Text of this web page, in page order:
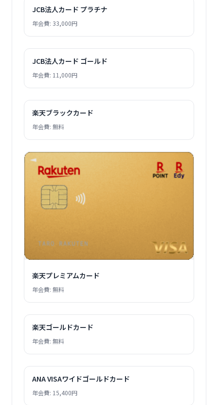
JCB法人カード プラチナ
年会費: 33,000円
JCB法人カード ゴールド
年会費: 11,000円
楽天ブラックカード
年会費: 無料
楽天プレミアムカード
年会費: 無料
楽天ゴールドカード
年会費: 無料
ANA VISAワイドゴールドカード
年会費: 15,400円